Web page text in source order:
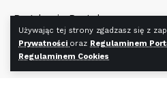
Używając tej strony zgadzasz się z
Prywatności oraz Regulaminem
Regulaminem Cookies
Regulamin Portalu
Polityka Prywatności
Regulamin Cookies